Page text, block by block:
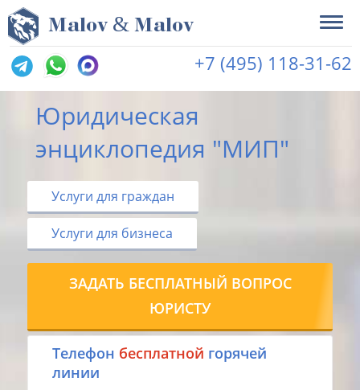
Malov & Malov
+7 (495) 118-31-62
Юридическая
энциклопедия "МИП"
Услуги для граждан
Услуги для бизнеса
ЗАДАТЬ БЕСПЛАТНЫЙ ВОПРОС
ЮРИСТУ
Tелефон бесплатной горячей
линии